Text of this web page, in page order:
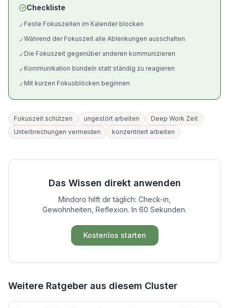
Checkliste
✓ Feste Fokuszeiten im Kalender blocken
✓Während der Fokuszeit alle Ablenkungen ausschalten
✓ Die Fokuszeit gegenüber anderen kommunizieren
✓ Kommunikation bündeln statt ständig zu reagieren
✓ Mit kurzen Fokusblöcken beginnen
Fokuszeit schützen ungestört arbeiten
Deep Work Zeit
Unterbrechungen vermeiden
konzentriert arbeiten
Das Wissen direkt anwenden
Mindoro hilft dir täglich: Check-in,
Gewohnheiten, Reflexion. In 60 Sekunden.
Kostenlos starten
Weitere Ratgeber aus diesem Cluster